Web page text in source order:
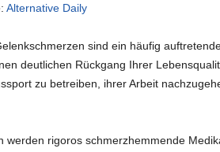
Alternative Daily
sind ein häufig
deutlichen Rückgang Ihrer
zu betreiben, ihrer Arbeit
werden rigoros schmerzhemmende